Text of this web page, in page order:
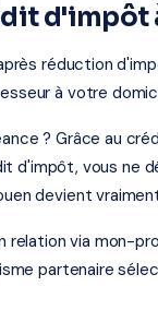
d'impôt
réduction
à votre
? Grâce au
d'impôt, vous ne
devient
relation via mon-
partenaire